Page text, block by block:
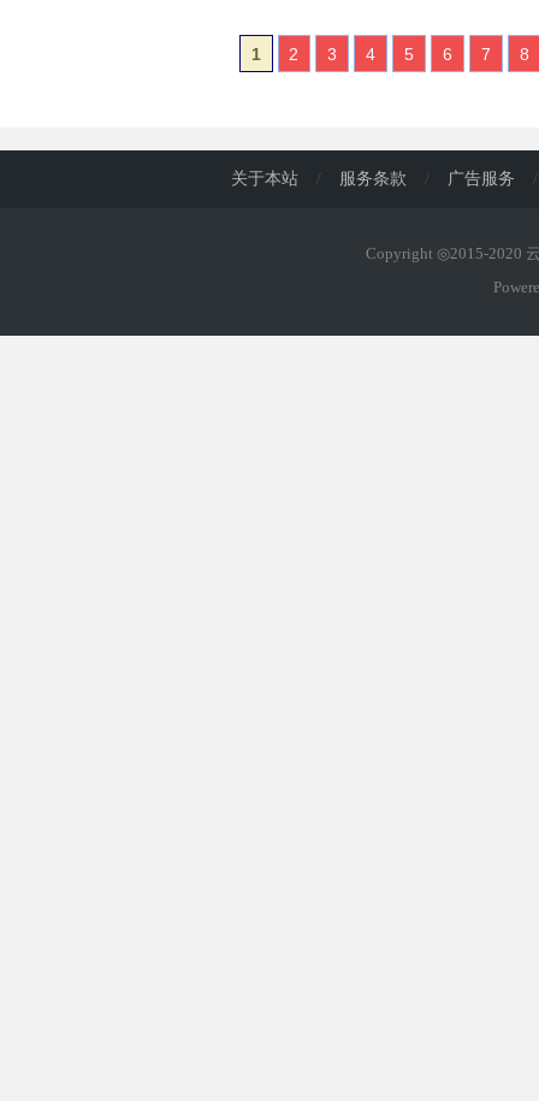
1 2 3 4 5 6 7 8
关于本站 / 服务条款 / 广告服务 /
Copyright ◎2015-2020